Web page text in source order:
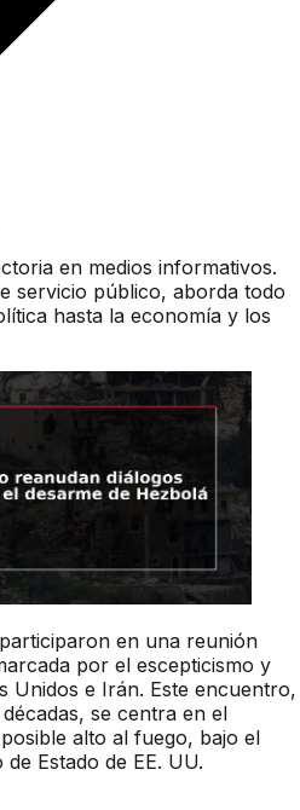
en medios informativos.
servicio público, aborda todo
hasta la economía y los
en una reunión
por el escepticismo y
Unidos e Irán. Este encuentro,
se centra en el
alto al fuego, bajo el
Estado de EE. UU.